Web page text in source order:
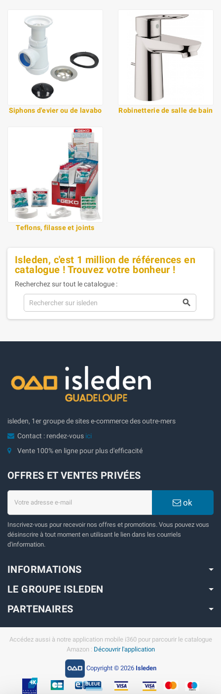
Siphons d'evier ou de lavabo Robinetterie de salle de bain
Teflons, filasse et joints
Isleden, c'est 1 million de références en
catalogue ! Trouvez votre bonheur !
Recherchez sur tout le catalogue :

isleden, 1er groupe de sites e-commerce des outre-mers
Contact : rendez-vous ici
Vente 100% en ligne pour plus d'efficacité
OFFRES ET VENTES PRIVÉES
ok
Inscrivez-vous pour recevoir nos offres et promotions. Vous pouvez vous
désinscrire à tout moment en utilisant le lien dans les courriels
d'information.
INFORMATIONS
LE GROUPE ISLEDEN
PARTENAIRES
Accédez aussi à notre application mobile i360 pour parcourir le catalogue
Amazon : Découvrir l'application
Copyright © 2026 Isleden